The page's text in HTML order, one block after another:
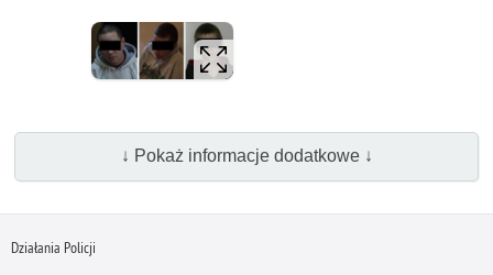
↓ Pokaż informacje dodatkowe ↓
Działania Policji